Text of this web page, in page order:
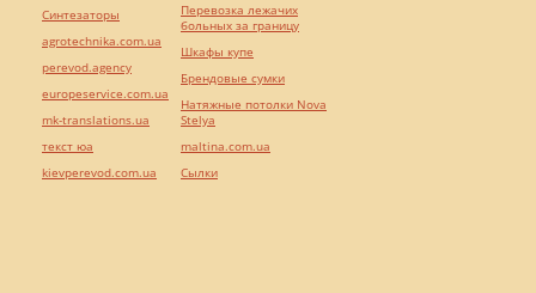
Синтезаторы
agrotechnika.com.ua
perevod.agency
europeservice.com.ua
mk-translations.ua
текст юа
kievperevod.com.ua
Перевозка лежачих
больных за границу
Шкафы купе
Брендовые сумки
Натяжные потолки Nova
Stelya
maltina.com.ua
Cылки